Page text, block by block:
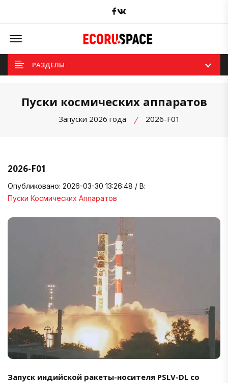
Facebook
Offcanvas Menu Open
РАЗДЕЛЫ
Пуски космических аппаратов
Запуски 2026 года 2026-F01
2026-F01
Опубликовано: 2026-03-30 13:26:48 / В:
Пуски Космических Аппаратов
Запуск индийской ракеты-носителя PSLV-DL со